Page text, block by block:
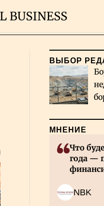
ВЫБОР
МНЕНИЕ
Что
года —
NBK